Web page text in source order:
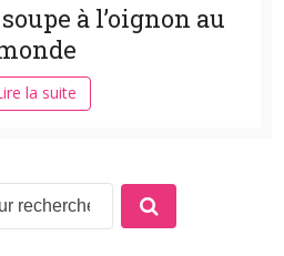
à l’oignon au
la suite